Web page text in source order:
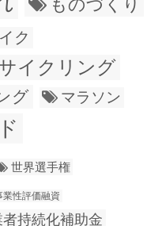
ク
イクリング
グ マラソン
世界選手権
業性評価融資
持続化補助金